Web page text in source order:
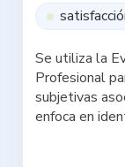
Se utiliza la
Profesional
subjetivas
enfoca en